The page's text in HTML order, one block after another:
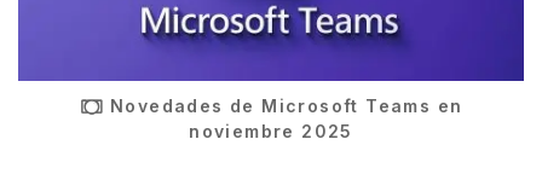
Novedades de Microsoft Teams en
noviembre 2025